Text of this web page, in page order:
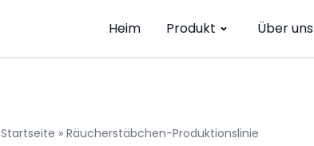
Heim Produkt Über uns
Startseite » Räucherstäbchen-Produktionslinie